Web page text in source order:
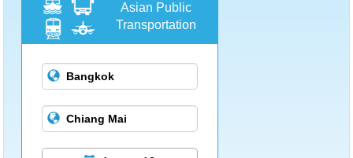
Asian Public
Transportation